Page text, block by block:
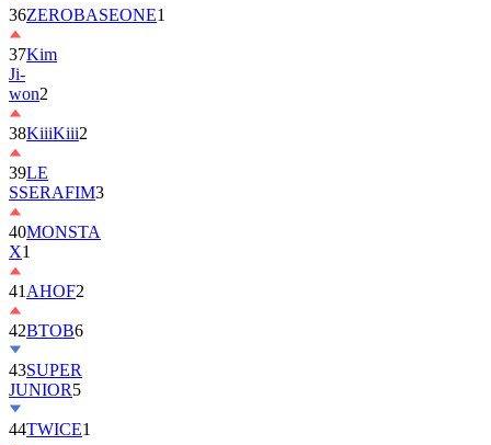
36ZEROBASEONE1
37Kim
Ji-
won2
38KiiiKiii2
39LE
SSERAFIM3
40MONSTA
X1
41 AHOF2
42BTOB6
43SUPER
JUNIOR5
44TWICE1